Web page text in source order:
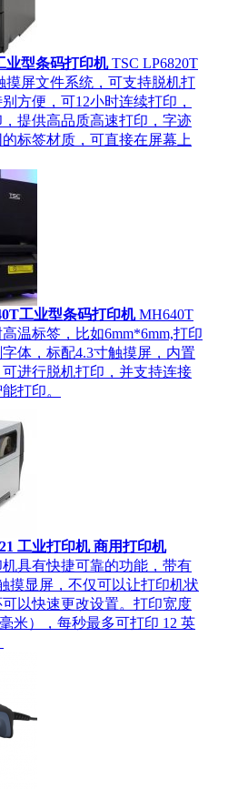
业型条码打印机 TSC LP6820T
摸屏文件系统，可支持脱机打
方便，可12小时连续打印，
提供高品质高速打印，字迹
标签材质，可直接在屏幕上
工业型条码打印机 MH640T
温标签，比如6mm*6mm,打印
体，标配4.3寸触摸屏，内置
进行脱机打印，并支持连接
打印。
工业打印机 商用打印机
具有快捷可靠的功能，带有
摸显屏，不仅可以让打印机状
以快速更改设置。打印宽度
米），每秒最多可打印 12 英